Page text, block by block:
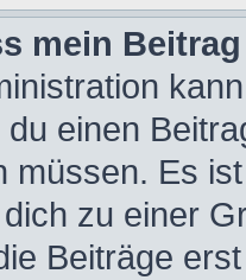
mein
einen
müssen. Es
zu einer
Beiträge